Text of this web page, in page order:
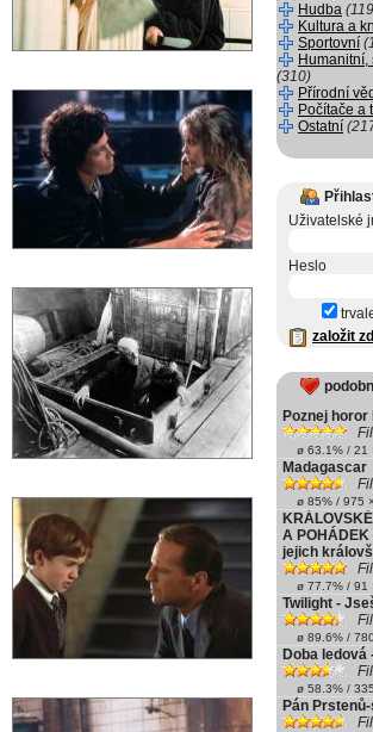
Hudba
Kultura a
Sportovní
Humanitní,
(310)
Přírodní
Počítače a
Ostatní
Uživatelské
Heslo
založit
Poznej horor
ø 63.1% / 21
Madagascar
ø 85% / 975
A
jejich
ø 77.7% / 91
Twilight -
ø 89.6% /
Doba ledová
ø 58.3% /
Pán